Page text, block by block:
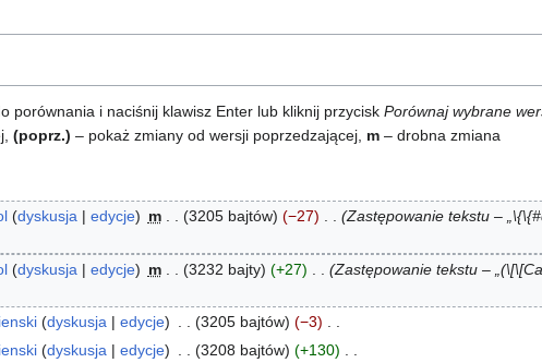
porównania i naciśnij klawisz Enter lub kliknij przycisk Porównaj wybrane
(poprz.) – pokaż zmiany od wersji poprzedzającej, m – drobna zmiana
dyskusja edycje m 3205 bajtów −27 Zastępowanie tekstu –
dyskusja edycje m 3232 bajty +27
Zastępowanie tekstu –
dyskusja edycje 3205 bajtów
−3
dyskusja edycje 3208 bajtów
+130